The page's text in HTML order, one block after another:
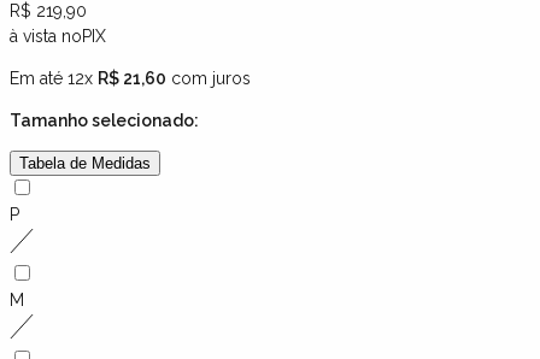
R$ 219,90
à vista noPIX
Em até 12x R$ 21,60 com juros
Tamanhoselecionado:
Tabela de Medidas
P
M